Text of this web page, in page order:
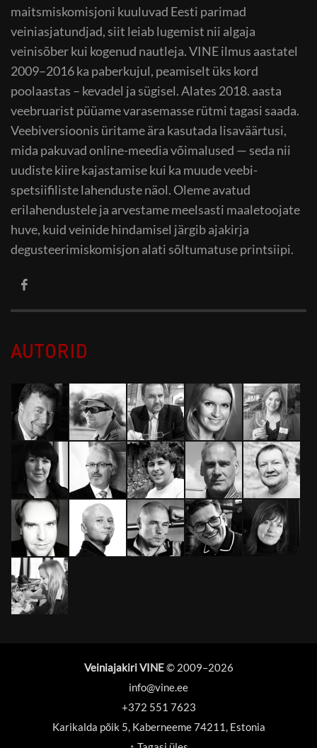
maitsmiskomisjoni kuuluvad Eesti parimad
veiniasjatundjad, siit leiab lugemist nii algaja
veinisõber kui kogenud nautleja. VINE ilmus aastatel
2009–2016 ka paberkujul, peamiselt üks kord
poolaastas – kevadel ja sügisel. Alates 2018. aasta
veebruarist püüame varasemasse rütmi tagasi saada.
Veebiversioonis üritame ära kasutada lisaväärtusi,
mida pakuvad online-meedia võimalused — seda nii
uudiste kiire kajastamise kui ka muude veebi-
spetsiifiliste lahenduste näol. Oleme avatud
erilahendustele ja arvestame meelsasti maaletoojate
huve, kuid veinide hindamisel järgib ajakirja
degusteerimiskomisjon alati sõltumatuse printsiipi.
AUTORID
Veiniajakiri VINE© 2009–2026
info@vine.ee
+372 551 7623
Karikalda põik 5, Kaberneeme 74211, Estonia